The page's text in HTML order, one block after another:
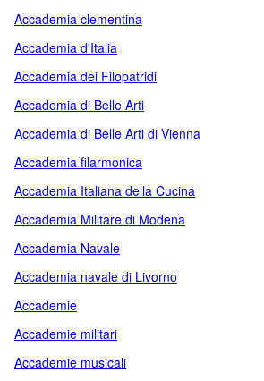
Accademia clementina
Accademia d'Italia
Accademia dei Filopatridi
Accademia di Belle Arti
Accademia di Belle Arti di Vienna
Accademia filarmonica
Accademia Italiana della Cucina
Accademia Militare di Modena
Accademia Navale
Accademia navale di Livorno
Accademie
Accademie militari
Accademie musicali